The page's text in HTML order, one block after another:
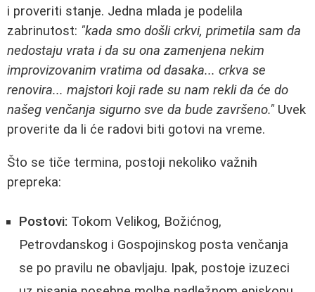
i proveriti stanje. Jedna mlada je podelila
zabrinutost: "kada smo došli crkvi, primetila sam da
nedostaju vrata i da su ona zamenjena nekim
improvizovanim vratima od dasaka... crkva se
renovira... majstori koji rade su nam rekli da će do
našeg venčanja sigurno sve da bude završeno." Uvek
proverite da li će radovi biti gotovi na vreme.
Što se tiče termina, postoji nekoliko važnih
prepreka:
Postovi: Tokom Velikog, Božićnog,
Petrovdanskog i Gospojinskog posta venčanja
se po pravilu ne obavljaju. Ipak, postoje izuzeci